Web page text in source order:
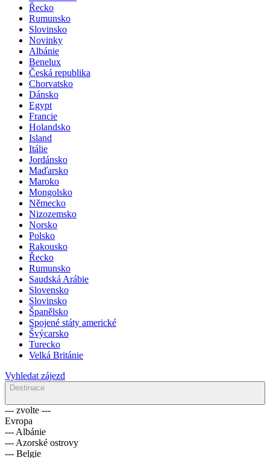
Řecko
Rumunsko
Slovinsko
Novinky
Albánie
Benelux
Česká republika
Chorvatsko
Dánsko
Egypt
Francie
Holandsko
Island
Itálie
Jordánsko
Maďarsko
Maroko
Mongolsko
Německo
Nizozemsko
Norsko
Polsko
Rakousko
Řecko
Rumunsko
Saudská Arábie
Slovensko
Slovinsko
Španělsko
Spojené státy americké
Švýcarsko
Turecko
Velká Británie
Vyhledat zájezd
Destinace
--- zvolte ---
Evropa
--- Albánie
--- Azorské ostrovy
--- Belgie